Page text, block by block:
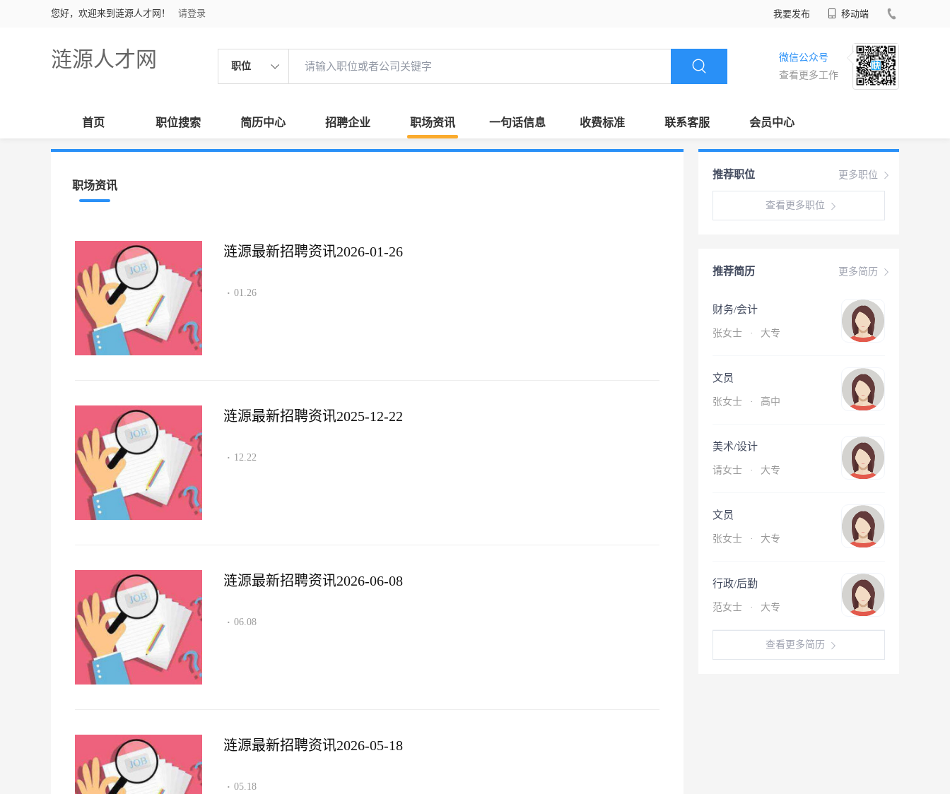
您好，欢迎来到涟源人才网！ 请登录 我要发布 移动端
涟源人才网 职位
微信公众号
查看更多工作
首页 职位搜索 简历中心 招聘企业 职场资讯 一句话信息 收费标准 联系客服 会员中心
职场资讯
涟源最新招聘资讯2026-01-26
· 01.26
涟源最新招聘资讯2025-12-22
· 12.22
涟源最新招聘资讯2026-06-08
· 06.08
涟源最新招聘资讯2026-05-18
· 05.18
更多职位
推荐职位
查看更多职位
更多简历
推荐简历
财务/会计
张女士 · 大专
文员
张女士 · 高中
美术/设计
请女士 · 大专
文员
张女士 · 大专
行政/后勤
范女士 · 大专
查看更多简历